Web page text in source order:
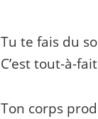
Tu te fais du
C’est tout-à-
Ton corps